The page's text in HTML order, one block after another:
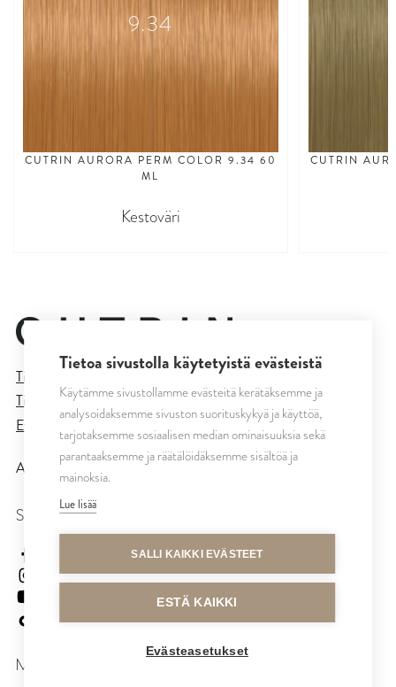
9.34
CUTRIN AURORA PERM COLOR 9.34 60
ML
Kestoväri
CUTRIN
Tietosuojaseloste
Tilaus- ja toimitusehdot
Evästeasetukset
All rights reserved © CUTRIN
SEURAA MEITÄ
cutrinfinland
cutrinfinland
MAKSUTAVAT
Tietoa sivustolla käytetyistä evästeistä
Käytämme sivustollamme evästeitä kerätäksemme ja
analysoidaksemme sivuston suorituskykyä ja käyttöä,
tarjotaksemme sosiaalisen median ominaisuuksia sekä
parantaaksemme ja räätälöidäksemme sisältöä ja
mainoksia.
Lue lisää
SALLI KAIKKI EVÄSTEET
ESTÄ KAIKKI
Evästeasetukset